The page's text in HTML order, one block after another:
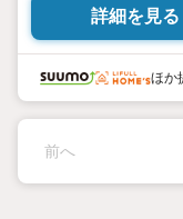
360戸・全37タイプ(
詳細を見る
ほか
前へ